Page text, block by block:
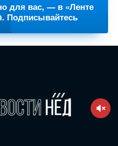
для вас, — в «Ленте
Подписывайтесь